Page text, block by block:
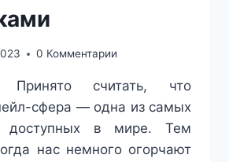
0 Комментарии
Принято считать, что
сфера — одна из самых
доступных в мире. Тем
нас немного огорчают